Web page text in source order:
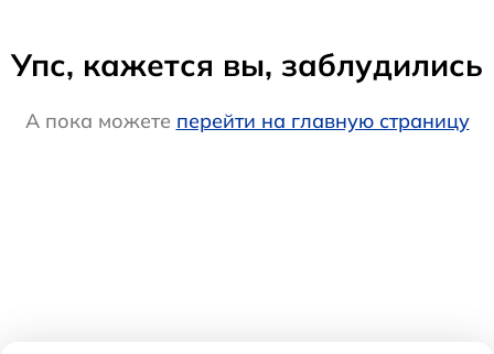
Упс, кажется вы, заблудились
А пока можете перейти на главную страницу